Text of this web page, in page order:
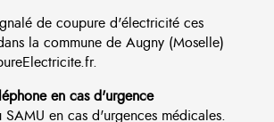
de coupure d'électricité ces
la commune de Augny (Moselle)
en cas d'urgence
en cas d'urgences médicales.